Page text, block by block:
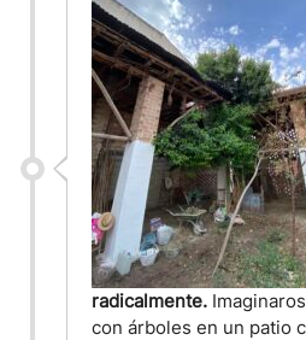
radicalmente.
con árboles en un patio